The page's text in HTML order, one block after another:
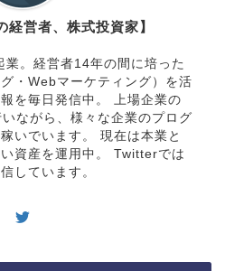
経営者、株式投資家】
。経営者14年の間に培った
・Webマーケティング）を活
を毎日発信中。 上場企業の
ながら、様々な企業のプログ
いでいます。 現在は本業と
資産を運用中。 Twitterでは
しています。